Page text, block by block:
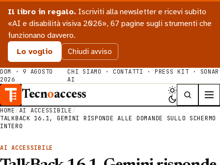
Il libro in regalo. Iscriviti alla newsletter e ricevi subito
«AI e disabilità visiva 2026», 67 pagine sugli strumenti che
funzionano davvero.
Lo voglio
Chiudi avviso
DOM · 9 AGOSTO
2026
CHI SIAMO · CONTATTI · PRESS KIT · SONAR
AI
Tecnoaccess
HOME/AI ACCESSIBILE/
TALKBACK 16.1, GEMINI RISPONDE ALLE DOMANDE SULLO SCHERMO
INTERO
AI ACCESSIBILE